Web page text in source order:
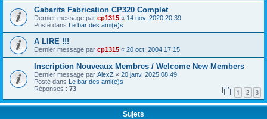
Gabarits Fabrication CP320 Complet
Dernier message par cp1315 « 14 nov. 2020 20:39
Posté dans Le bar des ami(e)s
A LIRE !!!
Dernier message par cp1315 « 20 oct. 2004 17:15
Inscription Nouveaux Membres / Welcome New Members
Dernier message par AlexZ « 20 janv. 2025 08:49
Posté dans Le bar des ami(e)s
Réponses : 73 1 2 3
Sujets